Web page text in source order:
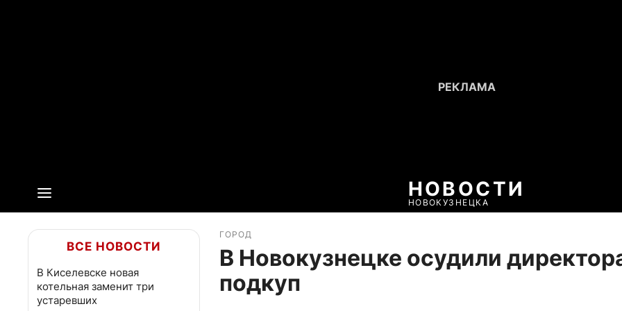
НОВОСТИ
НОВОКУЗНЕЦКА
ВСЕ НОВОСТИ
В Киселевске новая
котельная заменит три
устаревших
ГОРОД
В Новокузнецке осудили
подкуп